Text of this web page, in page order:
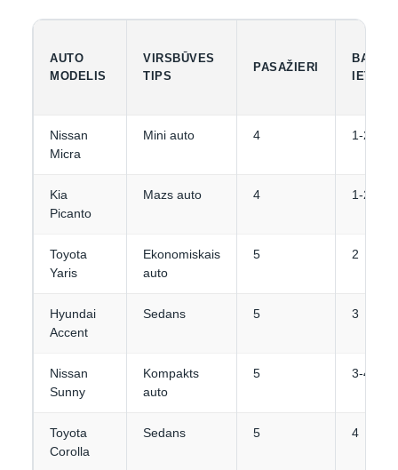
AUTO
MODELIS
VIRSBŪVES
TIPS
PASAŽIERI
Nissan
Micra
Mini auto 4 1-2
Kia
Picanto
Mazs auto 4 1-2
Toyota
Yaris
Ekonomiskais
auto
5 2
Hyundai
Accent
Sedans 5 3
Nissan
Sunny
Kompakts
auto
5 3-4
Toyota
Corolla
Sedans 5 4